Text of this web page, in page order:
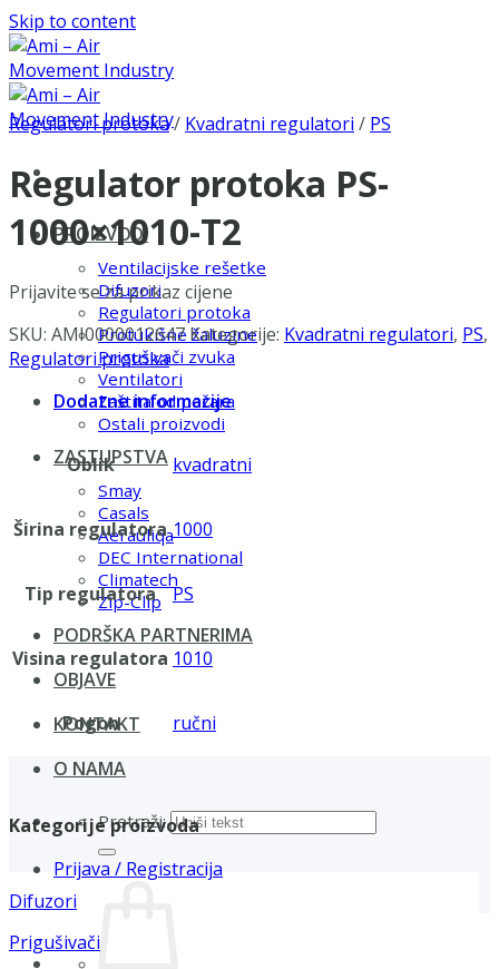
Skip to content
PROIZVODI
Ventilacijske rešetke
Difuzori
Regulatori protoka
Protukišne žaluzine
Prigušivači zvuka
Ventilatori
Zaštita od požara
Ostali proizvodi
ZASTUPSTVA
Smay
Casals
Aerauliqa
DEC International
Climatech
Zip-Clip
PODRŠKA PARTNERIMA
OBJAVE
KONTAKT
O NAMA
Pretraži:
Prijava / Registracija
Regulatori protoka/ Kvadratni regulatori / PS
Regulator protoka PS-
1000×1010-T2
Prijavite se za prikaz cijene
SKU: AMI0000012647 Kategorije: Kvadratni regulatori, PS,
Regulatori protoka
Dodatne informacije
Oblik kvadratni
Širina regulatora 1000
Tip regulatora PS
Visina regulatora 1010
Pogon ručni
Kategorije proizvoda
Difuzori
Prigušivači